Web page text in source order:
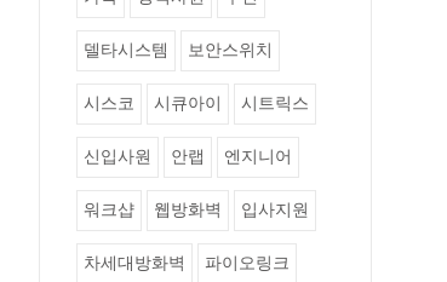
델타시스템 보안스위치
시스코 시큐아이 시트릭스
신입사원 안랩 엔지니어
워크샵 웹방화벽 입사지원
차세대방화벽 파이오링크